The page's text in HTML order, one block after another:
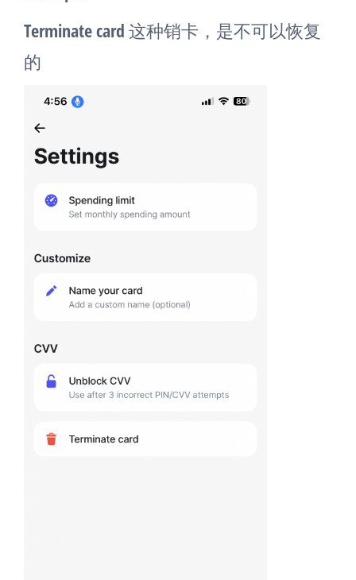
Terminate card 这种销卡，是不可以恢复
的